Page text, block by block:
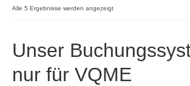
Alle 5 Ergebnisse werden angezeigt
Unser
nur für VQME